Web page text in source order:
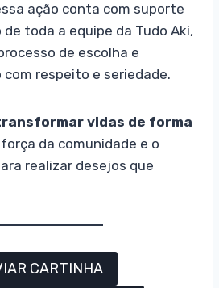
ação conta com suporte
toda a equipe da Tudo Aki,
de escolha e
respeito e seriedade.
vidas de forma
da comunidade e o
realizar desejos que
CARTINHA